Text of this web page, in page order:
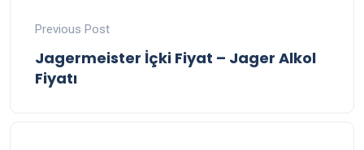
Previous Post
Jagermeister İçki Fiyat – Jager Alkol
Fiyatı